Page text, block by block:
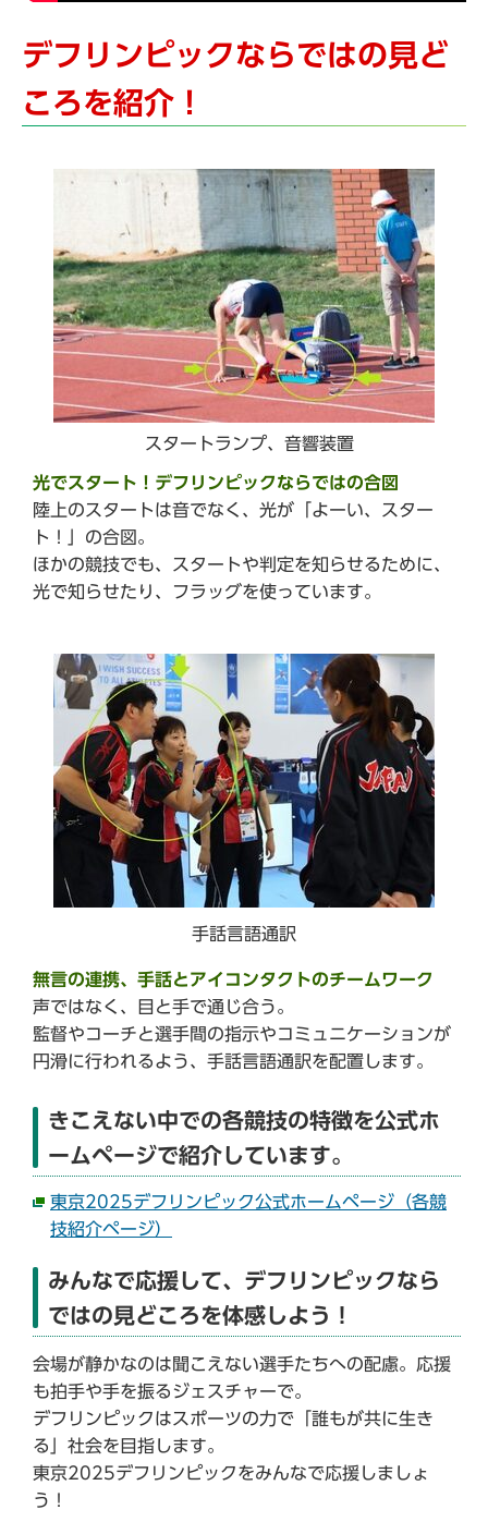
デフリンピックならではの見ど
ころを紹介！
スタートランプ、音響装置
光でスタート！デフリンピックならではの合図
陸上のスタートは音でなく、光が「よーい、スター
ト！」の合図。
ほかの競技でも、スタートや判定を知らせるために、
光で知らせたり、フラッグを使っています。
手話言語通訳
無言の連携、手話とアイコンタクトのチームワーク
声ではなく、目と手で通じ合う。
監督やコーチと選手間の指示やコミュニケーションが
円滑に行われるよう、手話言語通訳を配置します。
きこえない中での各競技の特徴を公式ホ
ームページで紹介しています。
東京2025デフリンピック公式ホームページ（各競
技紹介ページ）
みんなで応援して、デフリンピックなら
ではの見どころを体感しよう！
会場が静かなのは聞こえない選手たちへの配慮。応援
も拍手や手を振るジェスチャーで。
デフリンピックはスポーツの力で「誰もが共に生き
る」社会を目指します。
東京2025デフリンピックをみんなで応援しましょ
う！